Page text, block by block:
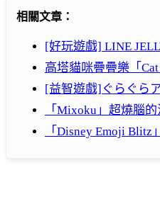
相關文章：
[好玩遊戲] LINE
高塔貓咪疊疊樂「
[益智遊戲]ぐらぐら
「Mixoku」超燒腦
「Disney Emoji